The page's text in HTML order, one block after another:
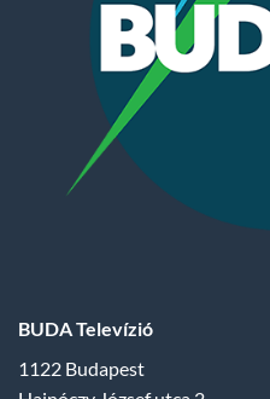
BUDA Televízió
1122 Budapest